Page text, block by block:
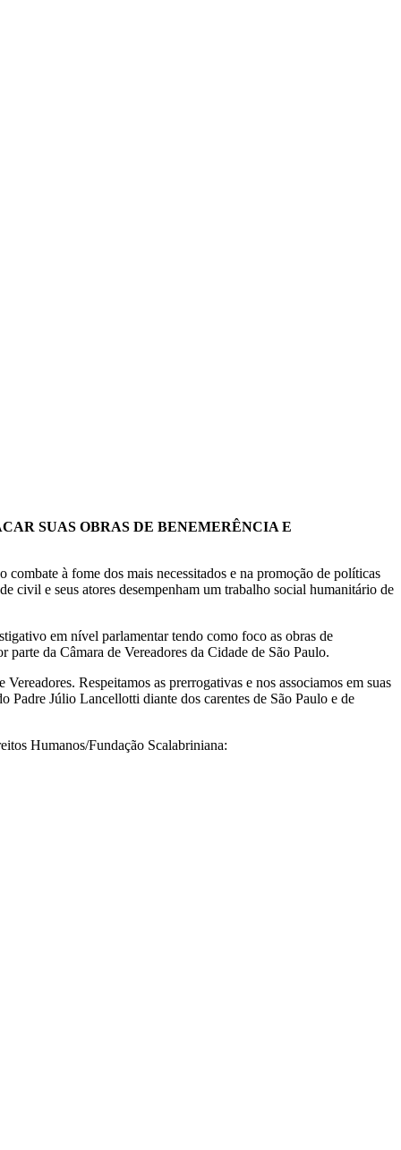
SUAS OBRAS DE BENEMERÊNCIA E
à fome dos mais necessitados e na promoção de políticas
civil e seus atores desempenham um trabalho social humanitário de
em nível parlamentar tendo como foco as obras de
da Câmara de Vereadores da Cidade de São Paulo.
Respeitamos as prerrogativas e nos associamos em suas
Padre Júlio Lancellotti diante dos carentes de São Paulo e de
Humanos/Fundação Scalabriniana: